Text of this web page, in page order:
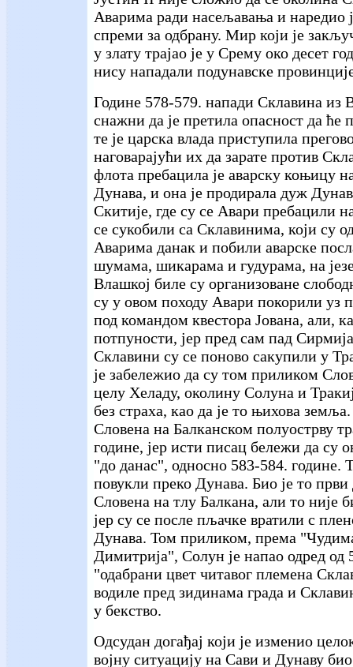
Аварима ради насељавања и наредио
спреми за одбрану. Мир који је
у злату трајао је у Срему око десет
нису нападали подунавске
Године 578-579. напади Склавина из
снажни да је претила опасност да ће
те је царска влада приступила
наговарајући их да зарате против
флота пребацила је аварску коњицу
Дунава, и она је продирала дуж
Скитије, где су се Авари пребацили
се сукобили са Склавинима, који су
Аварима данак и побили аварске
шумама, шикарама и гудурама, на
Влашкој биле су организоване
су у овом походу Авари покорили уз
под командом квестора Јована, али,
потпуности, јер пред сам пад
Склавини су се поново сакупили у
је забележио да су том приликом
целу Хеладу, околину Солуна и
без страха, као да је то њихова
Словена на Балканском полуострву
године, јер исти писац бележи да су
"до данас", односно 583-584. године.
повукли преко Дунава. Био је то
Словена на тлу Балкана, али то није
јер су се после пљачке вратили с
Дунава. Том приликом, према
Димитрија", Солун је напао одред од
"одабрани цвет читавог племена
водиле пред зидинама града и
у бекство.
Одсудан догађај који је изменио
војну ситуацију на Сави и Дунаву